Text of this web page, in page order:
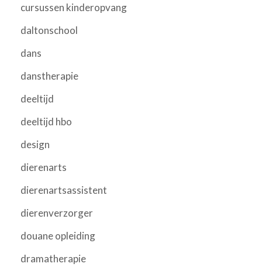
cursussen kinderopvang
daltonschool
dans
danstherapie
deeltijd
deeltijd hbo
design
dierenarts
dierenartsassistent
dierenverzorger
douane opleiding
dramatherapie